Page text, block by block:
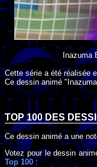
Inazuma
Cette série a été réalisée
Ce dessin animé
TOP 100 DES
Ce dessin animé a une
Votez pour le dessin
Top 100 :